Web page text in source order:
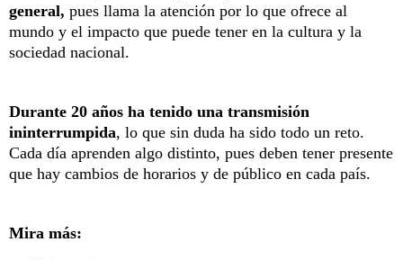
general, pues llama la atención por lo que ofrece al
mundo y el impacto que puede tener en la cultura y la
sociedad nacional.
Durante 20 años ha tenido una transmisión
ininterrumpida, lo que sin duda ha sido todo un reto.
Cada día aprenden algo distinto, pues deben tener presente
que hay cambios de horarios y de público en cada país.
Mira más: